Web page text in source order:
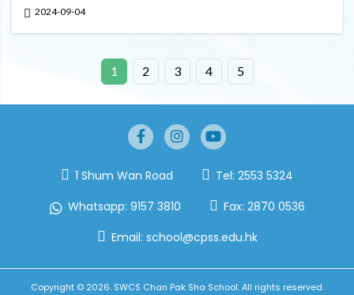
2024-09-04
1 2 3 4 5
1 Shum Wan Road Tel: 2553 5324
Whatsapp: 9157 3810 Fax: 2870 0536
Email: school@cpss.edu.hk
Copyright © 2026. SWCS Chan Pak Sha School. All rights reserved.